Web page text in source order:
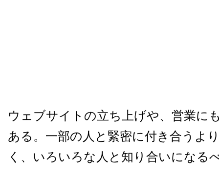
ウェブサイトの立ち上げや、営業に
ある。一部の人と緊密に付き合うよ
く、いろいろな人と知り合いになる